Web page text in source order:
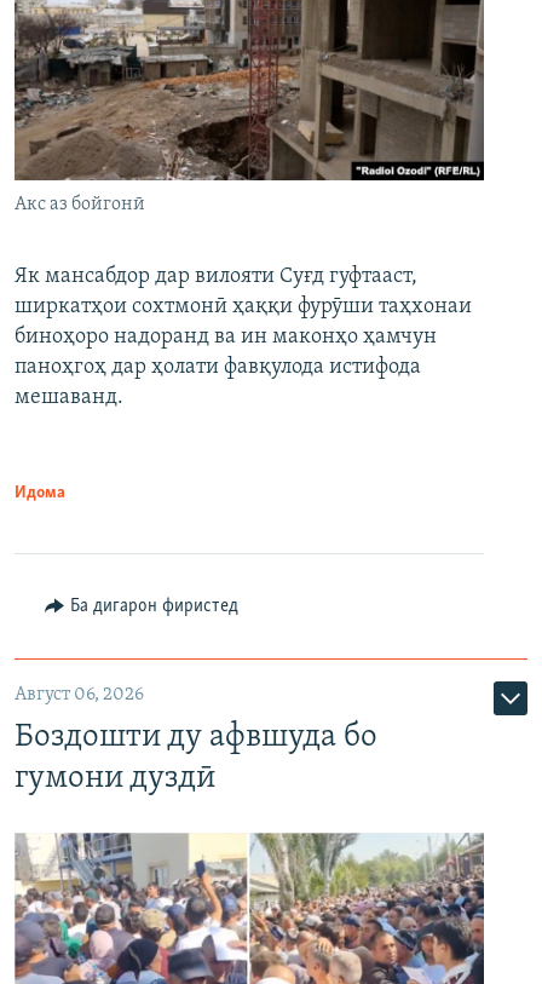
Акс аз бойгонӣ
Як мансабдор дар вилояти Суғд гуфтааст,
ширкатҳои сохтмонӣ ҳаққи фурӯши таҳхонаи
биноҳоро надоранд ва ин маконҳо ҳамчун
паноҳгоҳ дар ҳолати фавқулода истифода
мешаванд.
Идома
Ба дигарон фиристед
Август 06, 2026
Боздошти ду афвшуда бо
гумони дуздӣ